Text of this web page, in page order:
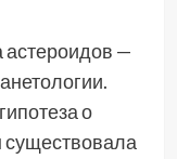
астероидов —
о
существовала